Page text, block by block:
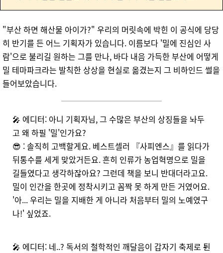
"부산 하면 해산물 아이가?" 우리의 머릿속에 박힌 이 공식에 당당
히 반기를 든 어느 기획자가 있습니다. 이름보다 '밀에 진심인 사
람'으로 불리길 원하는 그를 만나, 바다 내음 가득한 부산에 어떻게
밀 테마파크라는 발칙한 상상을 현실로 옮겼는지 그 비하인드 썰을
들어보았습니다.
🎤 에디터: 아니 기획자님, 그 수많은 부산의 상징들을 놔두
고 왜 하필 '밀'인가요?
😎 : 솔직히 고백할게요. 베스트셀러 『사피엔스』를 읽다가
뒤통수를 세게 맞았거든요. 흔히 인류가 농업혁명으로 밀을
길들였다고 생각하잖아요? 그런데 책을 보니 반대더라고요.
밀이 인간을 한곳에 정착시키고 꼼짝 못 하게 만든 거였어요.
'아... 우리는 밀을 지배한 게 아니라 처음부터 밀의 노예였구
나!' 싶었죠.
🎤 에디터: 네..? 독서의 철학적인 깨달음이 갑자기 축제로 튄